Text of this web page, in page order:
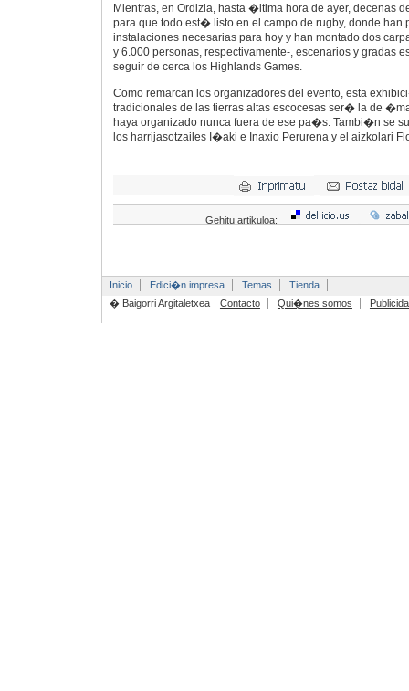
Mientras, en Ordizia, hasta �ltima hora de ayer, decenas
para que todo est� listo en el campo de rugby, donde han
instalaciones necesarias para hoy y han montado dos
y 6.000 personas, respectivamente-, escenarios y gradas
seguir de cerca los Highlands Games.
Como remarcan los organizadores del evento, esta
tradicionales de las tierras altas escocesas ser� la de
haya organizado nunca fuera de ese pa�s. Tambi�n se
los harrijasotzailes I�aki e Inaxio Perurena y el aizkolari
Gehitu artikuloa:
Inicio Edici�n impresa Temas
Tienda
� Baigorri Argitaletxea
Contacto Qui�nes somos